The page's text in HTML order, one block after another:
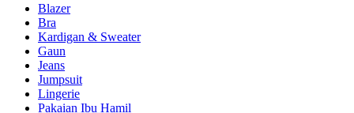
Blazer
Bra
Kardigan & Sweater
Gaun
Jeans
Jumpsuit
Lingerie
Pakaian Ibu Hamil